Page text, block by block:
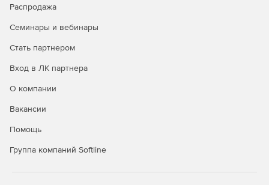
Распродажа
Семинары и вебинары
Стать партнером
Вход в ЛК партнера
О компании
Вакансии
Помощь
Группа компаний Softline